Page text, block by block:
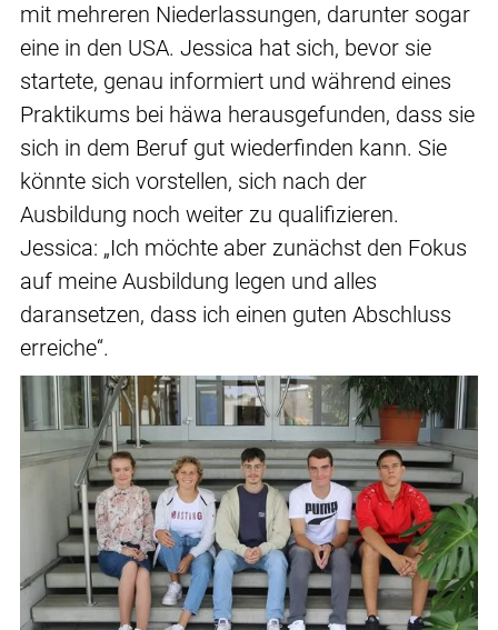
mit mehreren Niederlassungen, darunter sogar
eine in den USA. Jessica hat sich, bevor sie
startete, genau informiert und während eines
Praktikums bei häwa herausgefunden, dass sie
sich in dem Beruf gut wiederfinden kann. Sie
könnte sich vorstellen, sich nach der
Ausbildung noch weiter zu qualifizieren.
Jessica: „Ich möchte aber zunächst den Fokus
auf meine Ausbildung legen und alles
daransetzen, dass ich einen guten Abschluss
erreiche“.